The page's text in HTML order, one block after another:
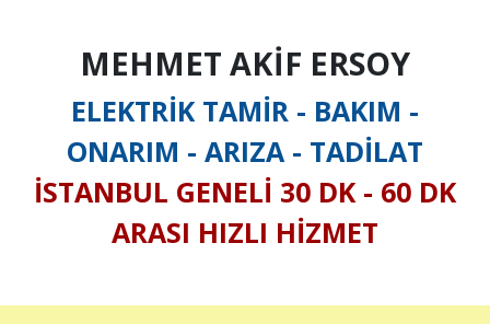
MEHMET AKİF ERSOY
ELEKTRİK TAMİR - BAKIM -
ONARIM - ARIZA - TADİLAT
İSTANBUL GENELİ 30 DK - 60 DK
ARASI HIZLI HİZMET